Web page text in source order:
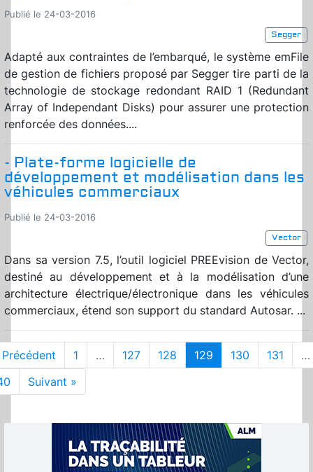
Publié le 24-03-2016
Segger
Adapté aux contraintes de l’embarqué, le système emFile
de gestion de fichiers proposé par Segger tire parti de la
technologie de stockage redondant RAID 1 (Redundant
Array of Independant Disks) pour assurer une protection
renforcée des données....
- Plate-forme logicielle de
développement et modélisation dans les
véhicules commerciaux
Publié le 24-03-2016
Vector
Dans sa version 7.5, l’outil logiciel PREEvision de Vector,
destiné au développement et à la modélisation d’une
architecture électrique/électronique dans les véhicules
commerciaux, étend son support du standard Autosar. ...
1 … 127 128 129 130 131
…
Suivant »